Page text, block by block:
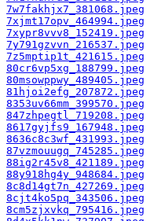
7w7fakhjx7_381068.jpeg
7xjmt17opv_464994.jpeg
7xypr8vvv8_152419.jpeg
7y791gzvvn_216537.jpeg
7z5mptip1t_421615.jpeg
80cr6vp5xg_188799.jpeg
80msowppwy_489405.jpeg
81hjoi2efg_207872.jpeg
8353uv66mm_399570.jpeg
847zhpegtl_719208.jpeg
8617gyjfs9_167948.jpeg
8636c8c3wf_431993.jpeg
87vzmouugq_745285.jpeg
88ig2r45v8_421189.jpeg
88y918hg4y_948684.jpeg
8c8d14gt7n_427269.jpeg
8cjt4ko5pq_343506.jpeg
8cm5zjxvkq_795416.jpeg